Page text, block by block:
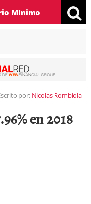
Mínimo
por: Nicolas Rombiola
en 2018